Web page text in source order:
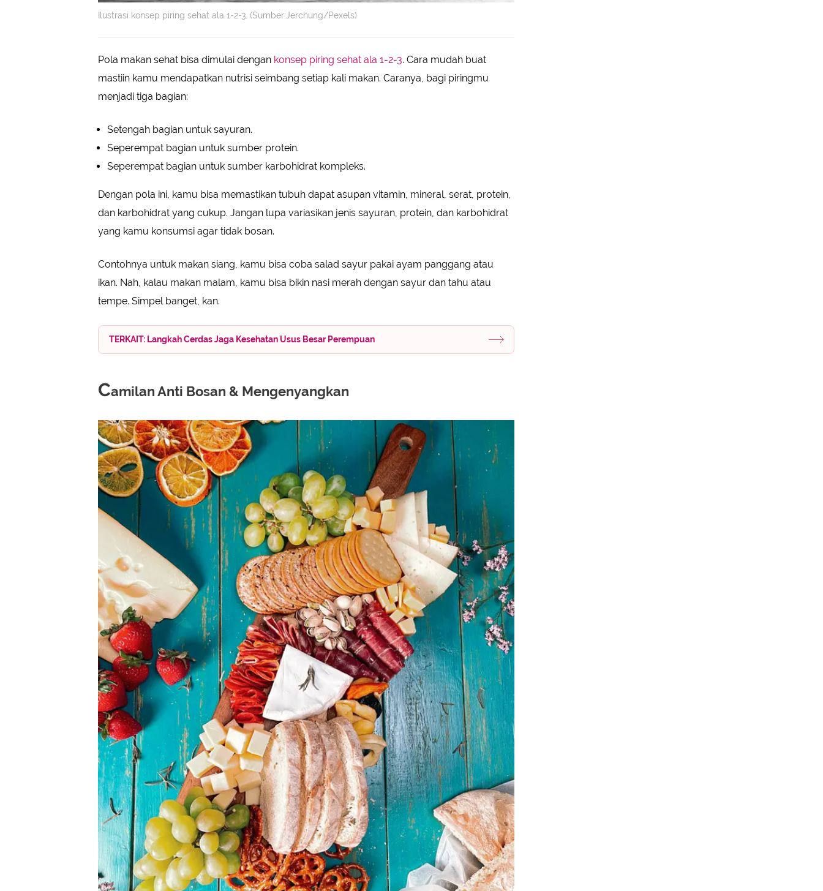
Ilustrasi konsep piring sehat ala 1-2-3. (Sumber:Jerchung/Pexels)
Pola makan sehat bisa dimulai dengan konsep piring sehat ala 1-2-3. Cara mudah buat
mastiin kamu mendapatkan nutrisi seimbang setiap kali makan. Caranya, bagi piringmu
menjadi tiga bagian:
Setengah bagian untuk sayuran.
Seperempat bagian untuk sumber protein.
Seperempat bagian untuk sumber karbohidrat kompleks.
Dengan pola ini, kamu bisa memastikan tubuh dapat asupan vitamin, mineral, serat, protein,
dan karbohidrat yang cukup. Jangan lupa variasikan jenis sayuran, protein, dan karbohidrat
yang kamu konsumsi agar tidak bosan.
Contohnya untuk makan siang, kamu bisa coba salad sayur pakai ayam panggang atau
ikan. Nah, kalau makan malam, kamu bisa bikin nasi merah dengan sayur dan tahu atau
tempe. Simpel banget, kan.
TERKAIT: Langkah Cerdas Jaga Kesehatan Usus Besar Perempuan
Camilan Anti Bosan & Mengenyangkan